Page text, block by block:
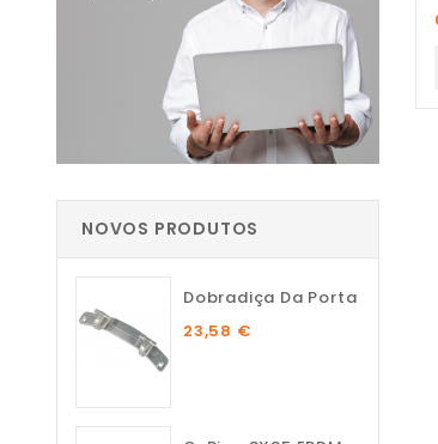
NOVOS PRODUTOS
Dobradiça Da Porta
23,58 €